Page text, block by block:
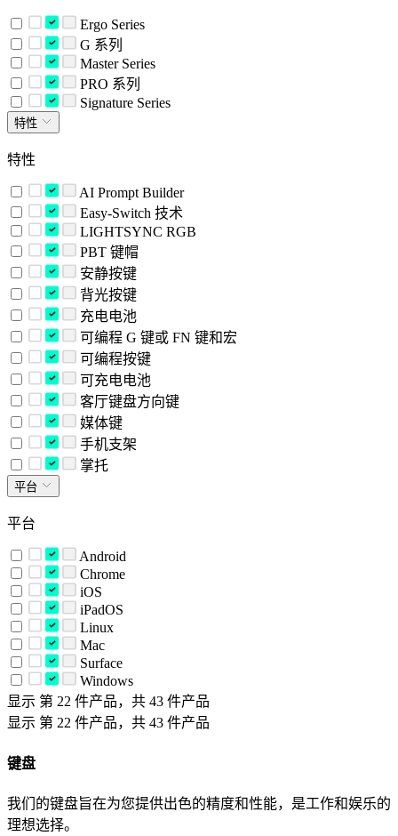
Ergo Series
G 系列
Master Series
PRO 系列
Signature Series
特性
特性
AI Prompt Builder
Easy-Switch 技术
LIGHTSYNC RGB
PBT 键帽
安静按键
背光按键
充电电池
可编程 G 键或 FN 键和宏
可编程按键
可充电电池
客厅键盘方向键
媒体键
手机支架
掌托
平台
平台
Android
Chrome
iOS
iPadOS
Linux
Mac
Surface
Windows
显示 第 22 件产品，共 43 件产品
显示 第 22 件产品，共 43 件产品
键盘
我们的键盘旨在为您提供出色的精度和性能，是工作和娱乐的
理想选择。